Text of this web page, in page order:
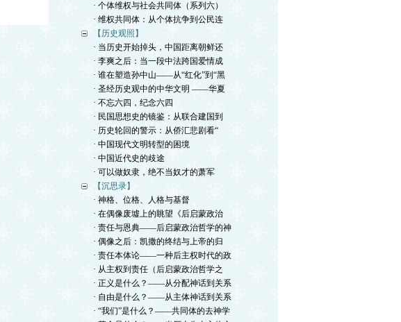
· 个体维权与社会共同体（系列六）
· 维权共同体：从个体抗争到公民连
【历史观照】
· 当历史开始掉头，中国距离朝鲜还
· 李爽之后：当一段中法跨国爱情成
· 谁在塑造孙中山——从“红化”到“黑
· 圣经历史观中的中华文明 ——华夏
· 不忘六四，纪念六四
· 民国思想史的镜鉴：从联合建国到
· 历史轮回的警示：从侨汇悲剧看“
· 中国现代文明转型的困境
· 中国近代史的歧途
· 可以做奴隶，绝不当奴才的萧军
【沉思录】
· ​神格、位格、人格与基督
· 在偶像废墟上的眺望《后启蒙政治
· 责任与恩典——后启蒙政治哲学的神
· 偶像之后：凯撒的终结与上帝的归
· 责任本体论——一种后主权时代的政
· 从主权到责任（后启蒙政治哲学之
· 正义是什么？——从分配神话到关系
· 自由是什么？——从主体神话到关系
· “我们”是什么？——共同体的去神学